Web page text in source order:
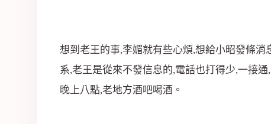
想到老王的事,李媚就有些心煩,想給小昭發條
系,老王是從來不發信息的,電話也打得少,一接
晚上八點,老地方酒吧喝酒。